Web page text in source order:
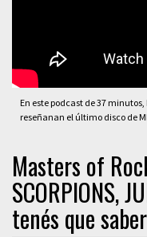
En este podcast de 37
reseñanan el último disco de
Masters of
SCORPIONS,
tenés que